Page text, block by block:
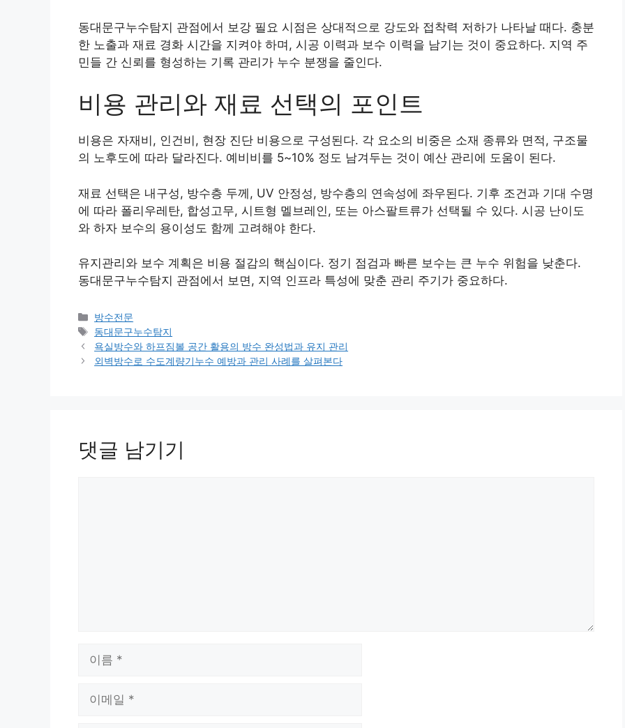
동대문구누수탐지 관점에서 보강 필요 시점은 상대적으로 강도와 접착력 저하가 나타날 때다. 충분
한 노출과 재료 경화 시간을 지켜야 하며, 시공 이력과 보수 이력을 남기는 것이 중요하다. 지역 주
민들 간 신뢰를 형성하는 기록 관리가 누수 분쟁을 줄인다.
비용 관리와 재료 선택의 포인트
비용은 자재비, 인건비, 현장 진단 비용으로 구성된다. 각 요소의 비중은 소재 종류와 면적, 구조물
의 노후도에 따라 달라진다. 예비비를 5~10% 정도 남겨두는 것이 예산 관리에 도움이 된다.
재료 선택은 내구성, 방수층 두께, UV 안정성, 방수층의 연속성에 좌우된다. 기후 조건과 기대 수명
에 따라 폴리우레탄, 합성고무, 시트형 멜브레인, 또는 아스팔트류가 선택될 수 있다. 시공 난이도
와 하자 보수의 용이성도 함께 고려해야 한다.
유지관리와 보수 계획은 비용 절감의 핵심이다. 정기 점검과 빠른 보수는 큰 누수 위험을 낮춘다.
동대문구누수탐지 관점에서 보면, 지역 인프라 특성에 맞춘 관리 주기가 중요하다.
카
테
고
리
방수전문
태
그
동대문구누수탐지
욕실방수와 하프짐볼 공간 활용의 방수 완성법과 유지 관리
외벽방수로 수도계량기누수 예방과 관리 사례를 살펴본다
댓글 남기기